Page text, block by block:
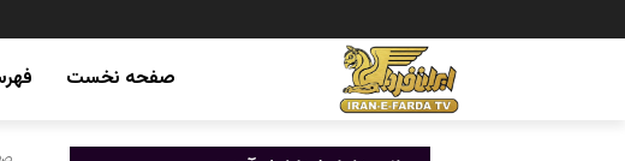
صفحه نخست